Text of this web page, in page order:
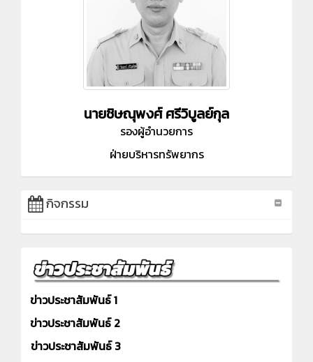
นายชิษณุพงศ์ ศรีวิบูลย์กุล
รองผู้อำนวยการ
ฝ่ายบริหารทรัพยากร
กิจกรรม
ข่าวประชาสัมพันธ์ 1
ข่าวประชาสัมพันธ์ 2
ข่าวประชาสัมพันธ์ 3